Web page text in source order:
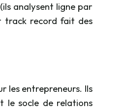
analysent ligne par
track record fait des
les entrepreneurs. Ils
le socle de relations